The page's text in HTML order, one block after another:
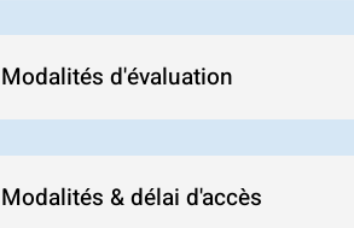
Modalités d'évaluation
Modalités & délai d'accès